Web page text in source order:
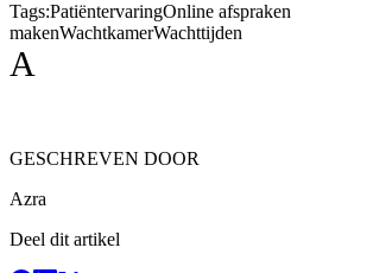
Tags:PatiëntervaringOnline afspraken
makenWachtkamerWachttijden
A
GESCHREVEN DOOR
Azra
Deel dit artikel